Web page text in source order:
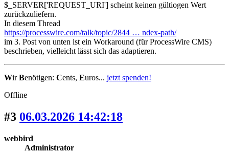
$_SERVER['REQUEST_URI'] scheint keinen gültiogen Wert
zurückzuliefern.
In diesem Thread
https://processwire.com/talk/topic/2844 … ndex-path/
im 3. Post von unten ist ein Workaround (für ProcessWire CMS)
beschrieben, vielleicht lässt sich das adaptieren.
WirBenötigen: Cents, Euros... jetzt spenden!
Offline
#3 06.03.2026 14:42:18
webbird
Administrator